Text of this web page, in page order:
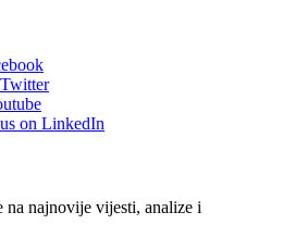
on LinkedIn
na najnovije vijesti, analize i